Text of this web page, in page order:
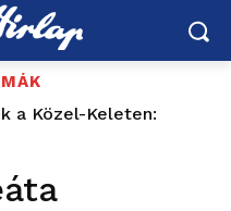
a Közel-Keleten:
és Pakisztán közös
Irán is megszólalt
a díszfényeket,
az energiahelyzet